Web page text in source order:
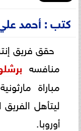
كتب : أحمد
حقق فريق
منافسه
ليتأهل
أوروبا.